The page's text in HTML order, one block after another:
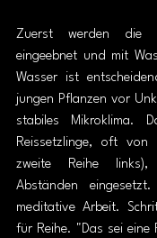
Zuerst werden die
eingeebnet und mit
Wasser ist
jungen Pflanzen vor
stabiles Mikroklima.
Reissetzlinge, oft von
zweite Reihe links),
Abständen
meditative Arbeit.
für Reihe. "Das sei eine